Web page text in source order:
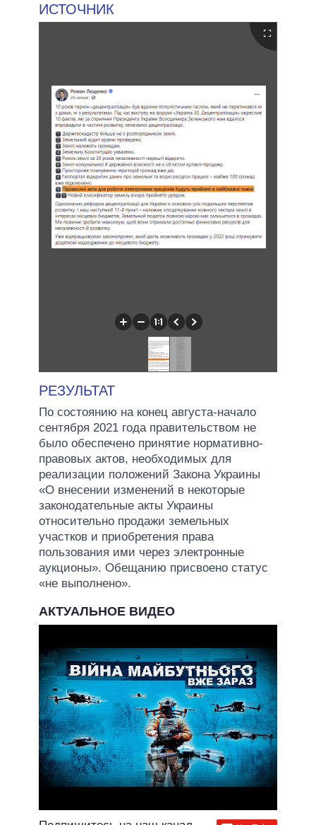
ИСТОЧНИК
РЕЗУЛЬТАТ
По состоянию на конец августа-начало
сентября 2021 года правительством не
было обеспечено принятие нормативно-
правовых актов, необходимых для
реализации положений Закона Украины
«О внесении изменений в некоторые
законодательные акты Украины
относительно продажи земельных
участков и приобретения права
пользования ими через электронные
аукционы». Обещанию присвоено статус
«не выполнено».
АКТУАЛЬНОЕ ВИДЕО